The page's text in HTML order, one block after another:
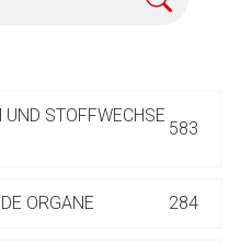
STOFFWECHSE
583
ORGANE 284
Seite
Web-Seite ist deren